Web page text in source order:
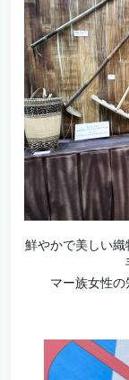
鮮やかで美しい
マー族女性の